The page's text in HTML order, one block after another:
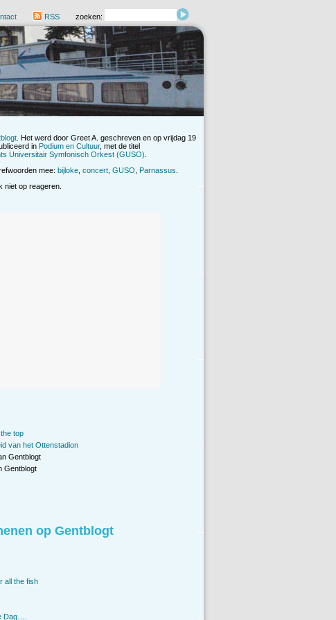
RSS zoeken:
. Het werd door Greet A. geschreven en op vrijdag 19
in Podium en Cultuur, met de titel
Universitair Symfonisch Orkest (GUSO)
mee: bijloke concert GUSO Parnassus
niet op reageren.
top
van het Ottenstadion
Gentblogt
Gentblogt
op Gentblogt
all the fish
Dag….